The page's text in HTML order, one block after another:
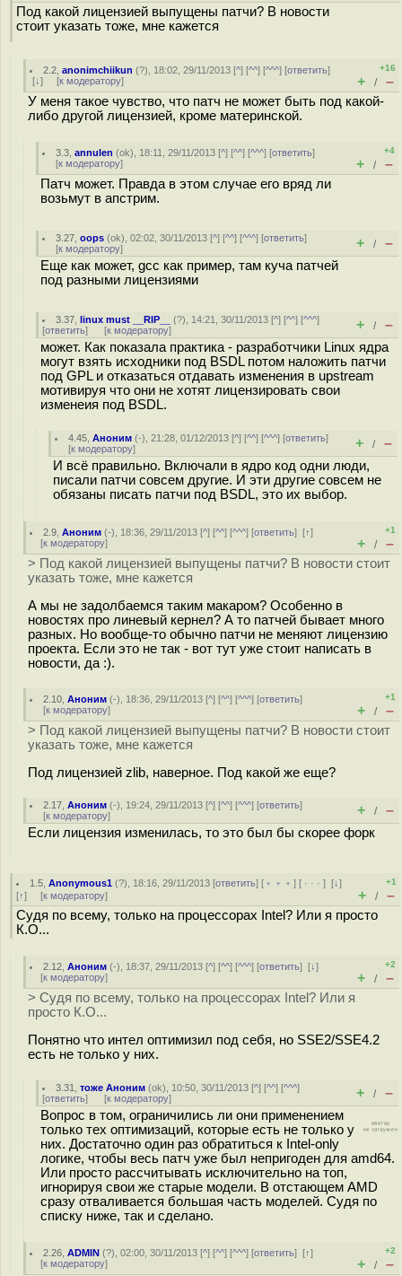
Под какой лицензией выпущены патчи? В новости
стоит указать тоже, мне кажется
2.2 ,anonimchiikun (?), 18:02, 29/11/2013 [^] [^^] [^^^] [ответить]
[↓] [к модератору]
+16
+ / –
У меня такое чувство, что патч не может быть под какой-
либо другой лицензией, кроме материнской.
3.3 ,annulen (ok), 18:11, 29/11/2013 [^] [^^] [^^^] [ответить]
[к модератору]
+4
+ / –
Патч может. Правда в этом случае его вряд ли
возьмут в апстрим.
3.27 ,oops (ok), 02:02, 30/11/2013 [^] [^^] [^^^] [ответить]
[к модератору] + / –
Еще как может, gcc как пример, там куча патчей
под разными лицензиями
3.37 ,linux must __RIP__ (?), 14:21, 30/11/2013 [^] [^^] [^^^]
[ответить] [к модератору] + / –
может. Как показала практика - разработчики Linux ядра
могут взять исходники под BSDL потом наложить патчи
под GPL и отказаться отдавать изменения в upstream
мотивируя что они не хотят лицензировать свои
изменеия под BSDL.
4.45 ,Аноним (-), 21:28, 01/12/2013 [^] [^^] [^^^] [ответить]
[к модератору] + / –
И всё правильно. Включали в ядро код одни люди,
писали патчи совсем другие. И эти другие совсем не
обязаны писать патчи под BSDL, это их выбор.
2.9 ,Аноним (-), 18:36, 29/11/2013 [^] [^^] [^^^] [ответить][↑]
[к модератору]
+1
+ / –
> Под какой лицензией выпущены патчи? В новости стоит
указать тоже, мне кажется
А мы не задолбаемся таким макаром? Особенно в
новостях про линевый кернел? А то патчей бывает много
разных. Но вообще-то обычно патчи не меняют лицензию
проекта. Если это не так - вот тут уже стоит написать в
новости, да :).
2.10 ,Аноним (-), 18:36, 29/11/2013 [^] [^^] [^^^] [ответить]
[к модератору]
+1
+ / –
> Под какой лицензией выпущены патчи? В новости стоит
указать тоже, мне кажется
Под лицензией zlib, наверное. Под какой же еще?
2.17 ,Аноним (-), 19:24, 29/11/2013 [^] [^^] [^^^] [ответить]
[к модератору] + / –
Если лицензия изменилась, то это был бы скорее форк
1.5 ,Anonymous1 (?), 18:16, 29/11/2013 [ответить] [ ﹢﹢﹢] [ · · ·][↓]
[↑] [к модератору]
+1
+ / –
Судя по всему, только на процессорах Intel? Или я просто
К.О...
2.12 ,Аноним (-), 18:37, 29/11/2013 [^] [^^] [^^^] [ответить][↓]
[к модератору]
+2
+ / –
> Судя по всему, только на процессорах Intel? Или я
просто К.О...
Понятно что интел оптимизил под себя, но SSE2/SSE4.2
есть не только у них.
3.31 ,тоже Аноним (ok), 10:50, 30/11/2013 [^] [^^] [^^^]
[ответить] [к модератору] + / –
Вопрос в том, ограничились ли они применением
только тех оптимизаций, которые есть не только у
них. Достаточно один раз обратиться к Intel-only
логике, чтобы весь патч уже был непригоден для amd64.
Или просто рассчитывать исключительно на топ,
игнорируя свои же старые модели. В отстающем AMD
сразу отваливается большая часть моделей. Судя по
списку ниже, так и сделано.
2.26 ,ADMIN (?), 02:00, 30/11/2013 [^] [^^] [^^^] [ответить][↑]
[к модератору]
+2
+ / –